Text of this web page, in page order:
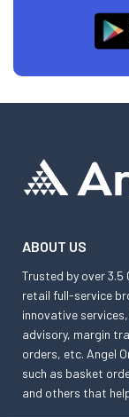
ABOUT US
Trusted by over 3.5
retail full-service
innovative
advisory, margin
orders, etc. Angel
such as basket
and others that